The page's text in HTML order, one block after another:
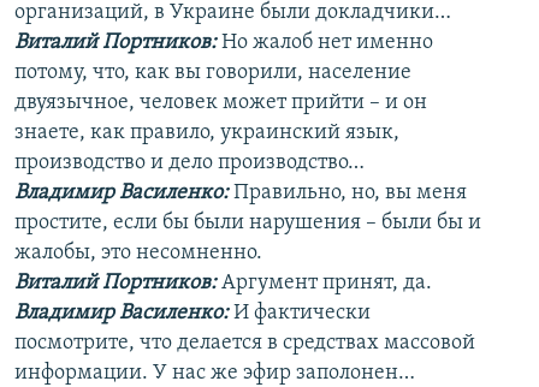
организаций, в Украине были докладчики…
Виталий Портников:Но жалоб нет именно
потому, что, как вы говорили, население
двуязычное, человек может прийти – и он
знаете, как правило, украинский язык,
производство и дело производство…
Владимир Василенко:Правильно, но, вы меня
простите, если бы были нарушения – были бы и
жалобы, это несомненно.
Виталий Портников:Аргумент принят, да.
Владимир Василенко:И фактически
посмотрите, что делается в средствах массовой
информации. У нас же эфир заполонен…